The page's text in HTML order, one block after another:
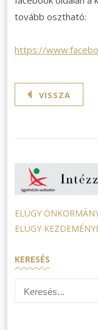
tovább osztható:
https://
VISSZA
ELÜGY
ELÜGY
KERESÉS